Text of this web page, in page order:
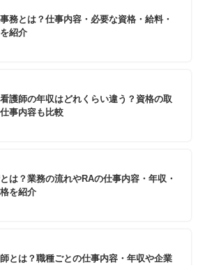
務とは？仕事内容・必要な資格・給料・
紹介
護師の年収はどれくらい違う？資格の取
事内容も比較
は？業務の流れやRAの仕事内容・年収・
を紹介
とは？職種ごとの仕事内容・年収や企業